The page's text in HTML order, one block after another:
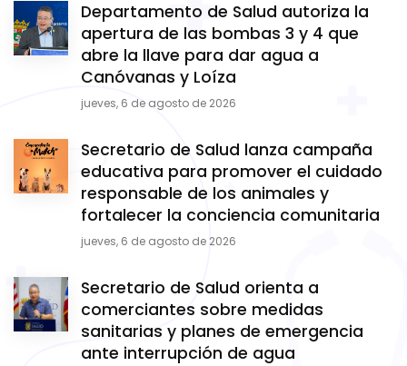
Departamento de Salud autoriza la
apertura de las bombas 3 y 4 que
abre la llave para dar agua a
Canóvanas y Loíza
jueves, 6 de agosto de 2026
Secretario de Salud lanza campaña
educativa para promover el cuidado
responsable de los animales y
fortalecer la conciencia comunitaria
jueves, 6 de agosto de 2026
Secretario de Salud orienta a
comerciantes sobre medidas
sanitarias y planes de emergencia
ante interrupción de agua